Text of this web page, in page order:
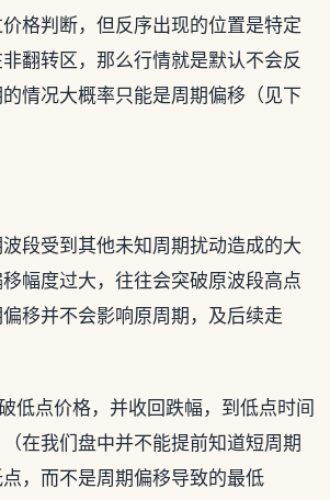
格判断，但反序出现的位置是特定
翻转区，那么行情就是默认不会反
情况大概率只能是周期偏移（见下
段受到其他未知周期扰动造成的大
幅度过大，往往会突破原波段高点
移并不会影响原周期，及后续走
低点价格，并收回跌幅，到低点时间
在我们盘中并不能提前知道短周期
，而不是周期偏移导致的最低